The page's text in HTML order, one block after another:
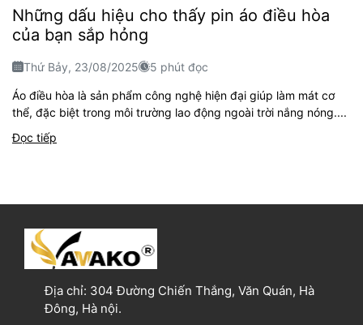
Những dấu hiệu cho thấy pin áo điều hòa
của bạn sắp hỏng
Thứ Bảy, 23/08/2025 5 phút đọc
Áo điều hòa là sản phẩm công nghệ hiện đại giúp làm mát cơ
thể, đặc biệt trong môi trường lao động ngoài trời nắng nóng....
Đọc tiếp
Địa chỉ: 304 Đường Chiến Thắng, Văn Quán, Hà
Đông, Hà nội.